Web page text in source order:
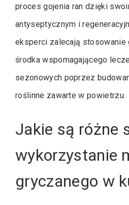
proces gojenia ran dzięki
antyseptycznym i
eksperci zalecają stosowanie
środka wspomagającego
sezonowych poprzez
roślinne zawarte w powietrzu.
Jakie są różne
wykorzystanie
gryczanego w